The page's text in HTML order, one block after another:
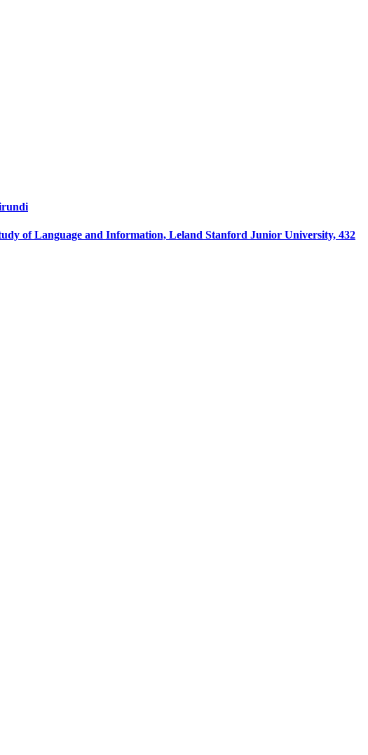
of Language and Information, Leland Stanford Junior University, 432